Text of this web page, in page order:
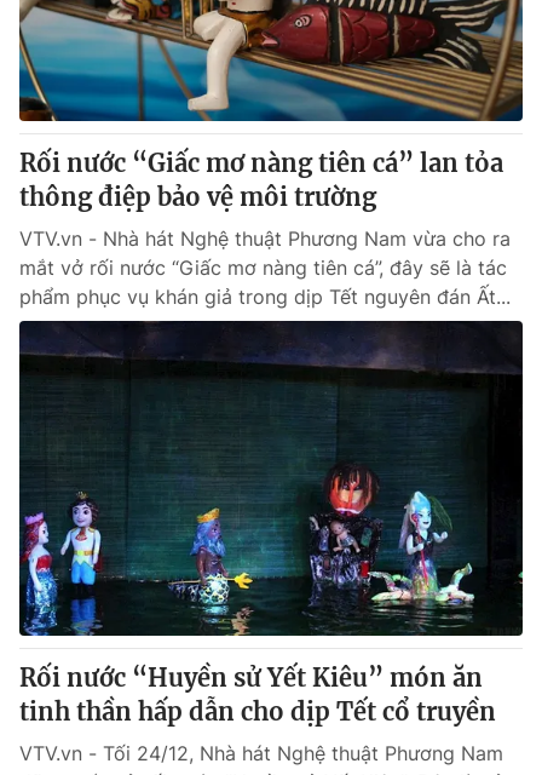
Hitech Công nghệ tương lai
Sản phẩm
Thị trường
Tư vấn
Giao lưu trực tuyến
Lịch phát sóng
Chuyên mục khác
Emagazine Podcast
Photo Infographic
Video Shorts video
VTV Money VTV Thể thao
VTV Sức khoẻ Bất động sản
Thị trường 24h Tấm lòng Việt
VTV4 Vươn mình bằng AI
VTV8
Rối nước “Giấc mơ nàng tiên cá” lan tỏa
thông điệp bảo vệ môi trường
VTV.vn - Nhà hát Nghệ thuật Phương Nam vừa cho ra
mắt vở rối nước “Giấc mơ nàng tiên cá”, đây sẽ là tác
phẩm phục vụ khán giả trong dịp Tết nguyên đán Ất...
Rối nước “Huyền sử Yết Kiêu” món ăn
tinh thần hấp dẫn cho dịp Tết cổ truyền
VTV.vn - Tối 24/12, Nhà hát Nghệ thuật Phương Nam